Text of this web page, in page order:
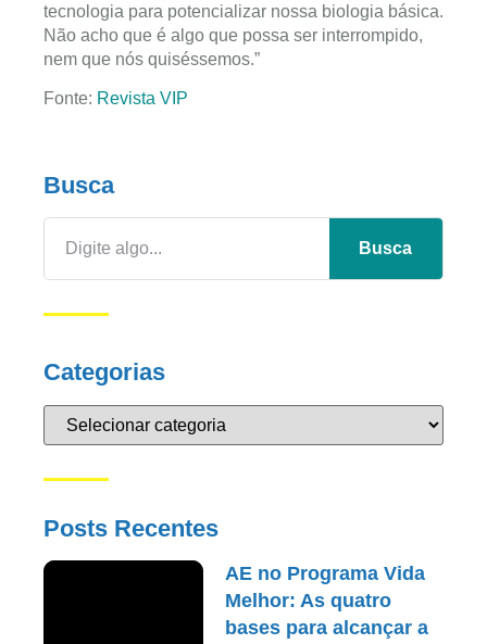
tecnologia para potencializar nossa biologia básica.
Não acho que é algo que possa ser interrompido,
nem que nós quiséssemos.”
Fonte: Revista VIP
Busca
Busca
Categorias
Posts Recentes
AE no Programa Vida
Melhor: As quatro
bases para alcançar a